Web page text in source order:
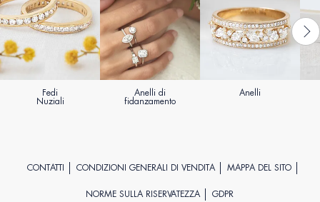
Fedi
Nuziali
Anelli di
fidanzamento
Anelli
CONTATTI CONDIZIONI GENERALI DI VENDITA MAPPA DEL SITO
NORME SULLA RISERVATEZZA GDPR